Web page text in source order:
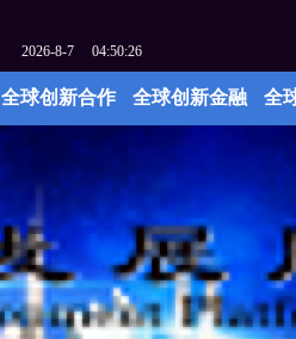
2026-8-7 04:50:26
全球创新合作 全球创新金融 全